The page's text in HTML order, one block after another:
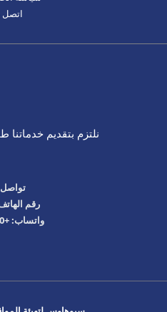
اتصل
تواصل
رقم الهاتف:
واتساب: +96596032800